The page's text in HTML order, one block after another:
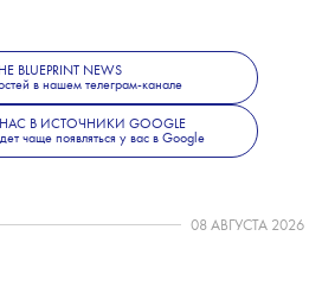
о моде, красоте
—в телеграм-
News.
BLUEPRINT NEWS
в нашем телеграм-канале
В ИСТОЧНИКИ GOOGLE
чаще появляться у вас в Google
08 АВГУСТА 2026